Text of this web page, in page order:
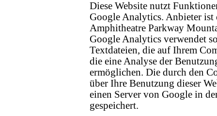
Diese Website nutzt
Google Analytics. Anbieter
Amphitheatre Parkway
Google Analytics verwendet
Textdateien, die auf Ihrem
die eine Analyse der
ermöglichen. Die durch den
über Ihre Benutzung dieser
einen Server von Google in
gespeichert.